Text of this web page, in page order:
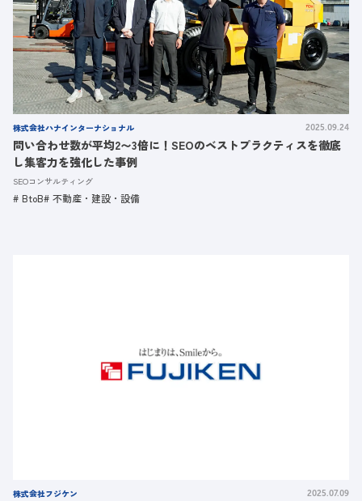
株式会社ハナインターナショナル 2025.09.24
問い合わせ数が平均2〜3倍に！SEOのベストプラクティスを徹底
し集客力を強化した事例
SEOコンサルティング
BtoB 不動産・建設・設備
株式会社フジケン 2025.07.09